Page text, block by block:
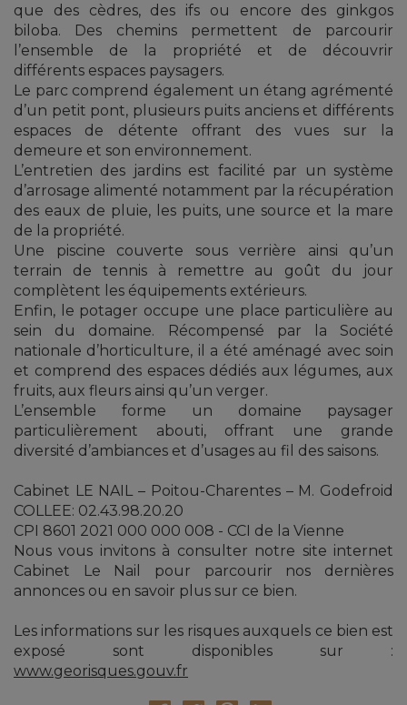
que des cèdres, des ifs ou encore des ginkgos
biloba. Des chemins permettent de parcourir
l’ensemble de la propriété et de découvrir
différents espaces paysagers.
Le parc comprend également un étang agrémenté
d’un petit pont, plusieurs puits anciens et différents
espaces de détente offrant des vues sur la
demeure et son environnement.
L’entretien des jardins est facilité par un système
d’arrosage alimenté notamment par la récupération
des eaux de pluie, les puits, une source et la mare
de la propriété.
Une piscine couverte sous verrière ainsi qu’un
terrain de tennis à remettre au goût du jour
complètent les équipements extérieurs.
Enfin, le potager occupe une place particulière au
sein du domaine. Récompensé par la Société
nationale d’horticulture, il a été aménagé avec soin
et comprend des espaces dédiés aux légumes, aux
fruits, aux fleurs ainsi qu’un verger.
L’ensemble forme un domaine paysager
particulièrement abouti, offrant une grande
diversité d’ambiances et d’usages au fil des saisons.
Cabinet LE NAIL – Poitou-Charentes – M. Godefroid
COLLEE: 02.43.98.20.20
CPI 8601 2021 000 000 008 - CCI de la Vienne
Nous vous invitons à consulter notre site internet
Cabinet Le Nail pour parcourir nos dernières
annonces ou en savoir plus sur ce bien.
Les informations sur les risques auxquels ce bien est
exposé sont disponibles sur :
www.georisques.gouv.fr